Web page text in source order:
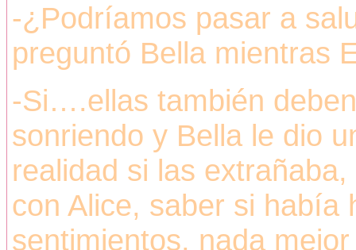
-¿Podríamos pasar a
preguntó Bella mientras
-Si….ellas también
sonriendo y Bella le dio
realidad si las
con Alice, saber si había
sentimientos, nada